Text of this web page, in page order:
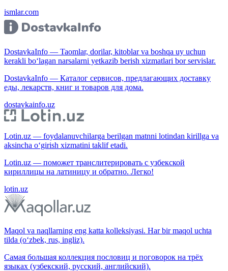
ismlar.com
DostavkaInfo — Taomlar, dorilar, kitoblar va boshqa uy uchun
kerakli bo‘lagan narsalarni yetkazib berish xizmatlari bor servislar.
DostavkaInfo — Каталог сервисов, предлагающих доставку
еды, лекарств, книг и товаров для дома.
dostavkainfo.uz
Lotin.uz — foydalanuvchilarga berilgan matnni lotindan kirillga va
aksincha o‘girish xizmatini taklif etadi.
Lotin.uz — поможет транслитерировать с узбекской
кириллицы на латиницу и обратно. Легко!
lotin.uz
Maqol va naqllarning eng katta kolleksiyasi. Har bir maqol uchta
tilda (o‘zbek, rus, ingliz).
Самая большая коллекция пословиц и поговорок на трёх
языках (узбекский, русский, английский).